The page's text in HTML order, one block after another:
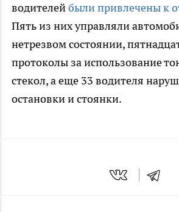
водителейбыли привлечены к
Пять из них управляли
нетрезвом состоянии,
протоколы за использование
стекол, а еще 33 водителя
остановки и стоянки.